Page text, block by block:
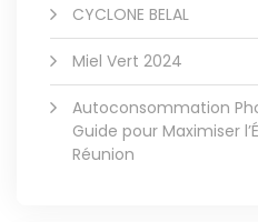
CYCLONE BELAL
Miel Vert 2024
Autoconsommation
Guide pour Maximiser
Réunion